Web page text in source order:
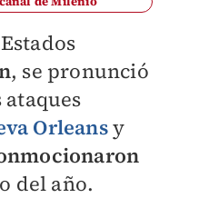
, se pronunció
Orleansy
del año.